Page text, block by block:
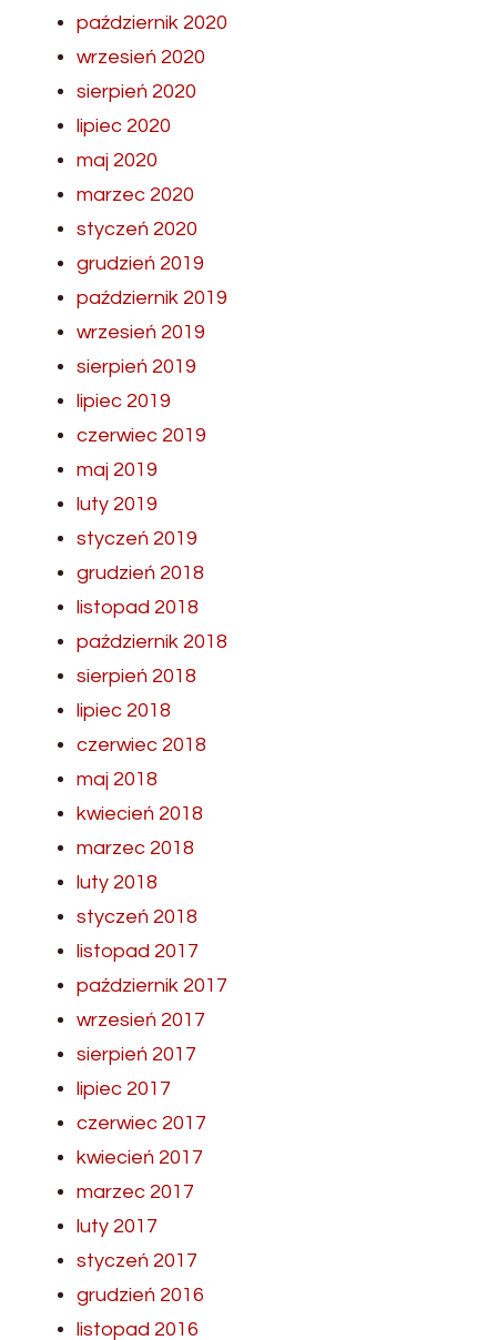
październik 2020
wrzesień 2020
sierpień 2020
lipiec 2020
maj 2020
marzec 2020
styczeń 2020
grudzień 2019
październik 2019
wrzesień 2019
sierpień 2019
lipiec 2019
czerwiec 2019
maj 2019
luty 2019
styczeń 2019
grudzień 2018
listopad 2018
październik 2018
sierpień 2018
lipiec 2018
czerwiec 2018
maj 2018
kwiecień 2018
marzec 2018
luty 2018
styczeń 2018
listopad 2017
październik 2017
wrzesień 2017
sierpień 2017
lipiec 2017
czerwiec 2017
kwiecień 2017
marzec 2017
luty 2017
styczeń 2017
grudzień 2016
listopad 2016